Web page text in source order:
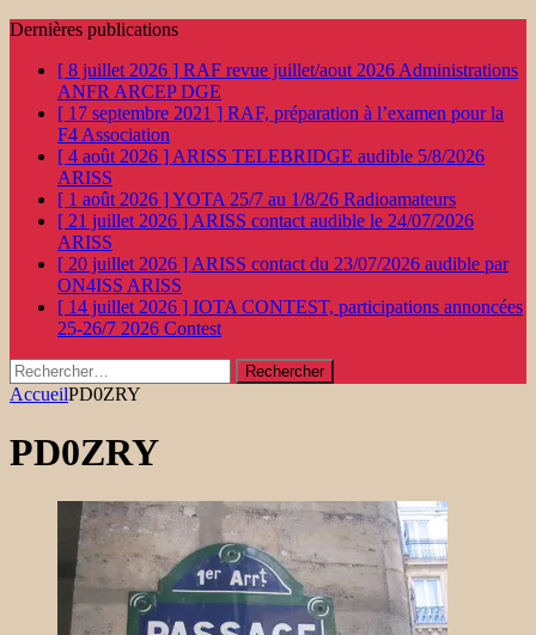
Dernières publications
[ 8 juillet 2026 ] RAF revue juillet/aout 2026 Administrations
ANFR ARCEP DGE
[ 17 septembre 2021 ] RAF, préparation à l’examen pour la
F4 Association
[ 4 août 2026 ] ARISS TELEBRIDGE audible 5/8/2026
ARISS
[ 1 août 2026 ]YOTA 25/7 au 1/8/26 Radioamateurs
[ 21 juillet 2026 ] ARISS contact audible le 24/07/2026
ARISS
[ 20 juillet 2026 ] ARISS contact du 23/07/2026 audible par
ON4ISS ARISS
[ 14 juillet 2026 ] IOTA CONTEST, participations annoncées
25-26/7 2026 Contest
Rechercher :
AccueilPD0ZRY
PD0ZRY